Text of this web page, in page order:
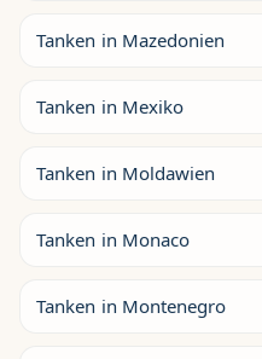
Tanken in Mazedonien
Tanken in Mexiko
Tanken in Moldawien
Tanken in Monaco
Tanken in Montenegro